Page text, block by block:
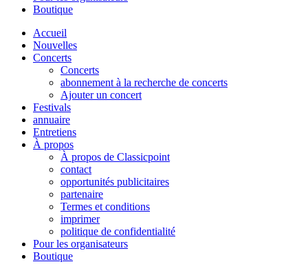
Boutique
Accueil
Nouvelles
Concerts
Concerts
abonnement à la recherche de concerts
Ajouter un concert
Festivals
annuaire
Entretiens
À propos
À propos de Classicpoint
contact
opportunités publicitaires
partenaire
Termes et conditions
imprimer
politique de confidentialité
Pour les organisateurs
Boutique